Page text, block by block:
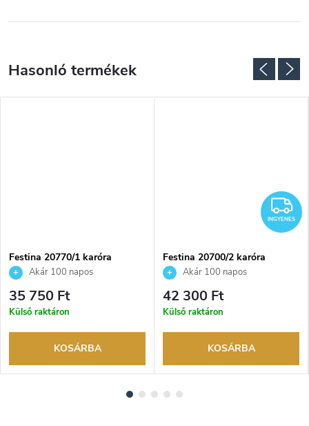
Festina 20770/1 karóra
Akár 100 napos
visszaküldési lehetőség. Hivatalos
márkakereskedő.
35 750 Ft
Külső raktáron
KOSÁRBA
INGYENES
Festina 20700/2 karóra
Akár 100 napos
visszaküldési lehetőség. Hivatalos
márkakereskedő.
42 300 Ft
Külső raktáron
KOSÁRBA